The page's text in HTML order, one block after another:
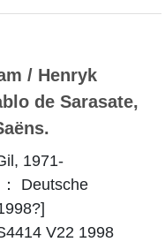
/ Henryk
de Sarasate,
1971-
Deutsche
V22 1998